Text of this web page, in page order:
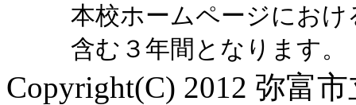
本校ホームページにお
含む３年間となります。
Copyright(C) 2012 弥富